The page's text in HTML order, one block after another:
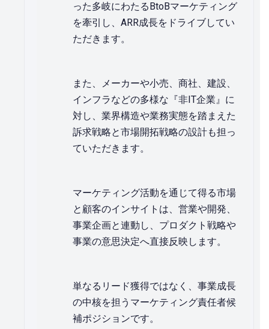
った多岐にわたるBtoBマーケティング
を牽引し、ARR成長をドライブしてい
ただきます。
また、メーカーや小売、商社、建設、
インフラなどの多様な『非IT企業』に
対し、業界構造や業務実態を踏まえた
訴求戦略と市場開拓戦略の設計も担っ
ていただきます。
マーケティング活動を通じて得る市場
と顧客のインサイトは、営業や開発、
事業企画と連動し、プロダクト戦略や
事業の意思決定へ直接反映します。
単なるリード獲得ではなく、事業成長
の中核を担うマーケティング責任者候
補ポジションです。